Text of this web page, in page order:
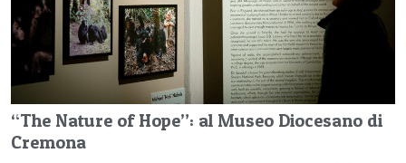
“The Nature of Hope”: al Museo Diocesano di
Cremona